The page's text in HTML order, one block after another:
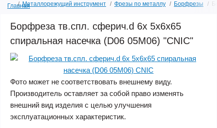
ГлавнаяМеталлорежущий инструмент Фрезы по металлу Борфрезы
Борфреза тв.спл. сферич.d 6х 5х6х65
спиральная насечка (D06 05М06) "CNIC"
Фото может не соответствовать внешнему виду.
Производитель оставляет за собой право изменять
внешний вид изделия с целью улучшения
эксплуатационных характеристик.